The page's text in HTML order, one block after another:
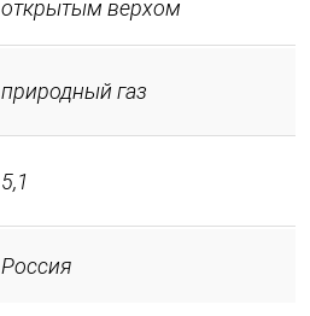
открытым верхом
природный газ
5,1
Россия